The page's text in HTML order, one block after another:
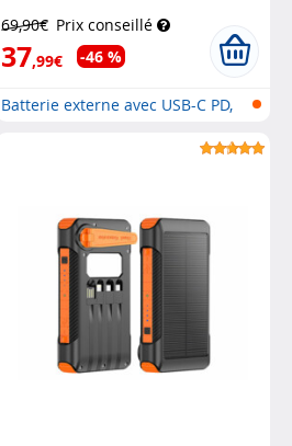
69,90€ Prix conseillé
37,99€ -46 %
Batterie externe avec USB-C PD,